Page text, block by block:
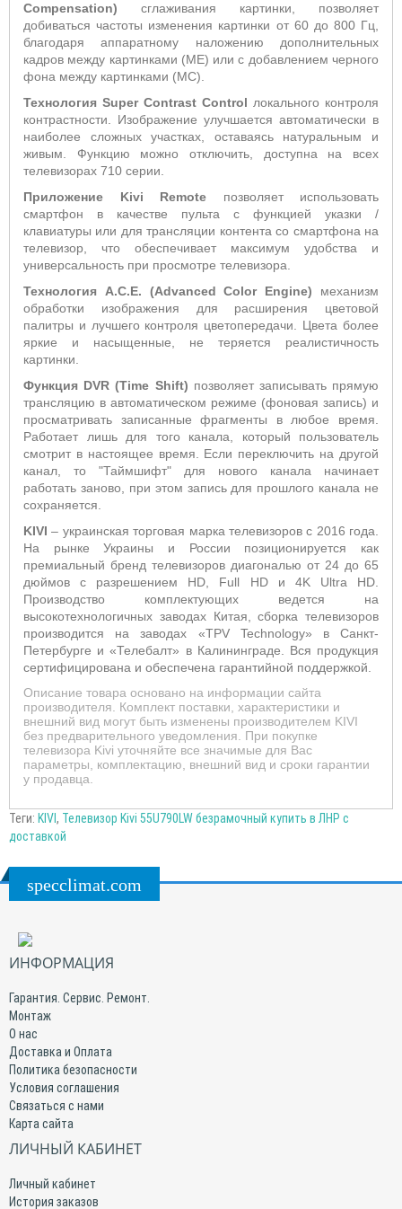
Compensation) сглаживания картинки, позволяет
добиваться частоты изменения картинки от 60 до 800 Гц,
благодаря аппаратному наложению дополнительных
кадров между картинками (МЕ) или с добавлением черного
фона между картинками (МС).
Технология Super Contrast Control локального контроля
контрастности. Изображение улучшается автоматически в
наиболее сложных участках, оставаясь натуральным и
живым. Функцию можно отключить, доступна на всех
телевизорах 710 серии.
Приложение Kivi Remote позволяет использовать
смартфон в качестве пульта с функцией указки /
клавиатуры или для трансляции контента со смартфона на
телевизор, что обеспечивает максимум удобства и
универсальность при просмотре телевизора.
Технология A.C.E. (Advanced Color Engine) механизм
обработки изображения для расширения цветовой
палитры и лучшего контроля цветопередачи. Цвета более
яркие и насыщенные, не теряется реалистичность
картинки.
Функция DVR (Time Shift) позволяет записывать прямую
трансляцию в автоматическом режиме (фоновая запись) и
просматривать записанные фрагменты в любое время.
Работает лишь для того канала, который пользователь
смотрит в настоящее время. Если переключить на другой
канал, то "Таймшифт" для нового канала начинает
работать заново, при этом запись для прошлого канала не
сохраняется.
KIVI – украинская торговая марка телевизоров с 2016 года.
На рынке Украины и России позиционируется как
премиальный бренд телевизоров диагональю от 24 до 65
дюймов с разрешением HD, Full HD и 4K Ultra HD.
Производство комплектующих ведется на
высокотехнологичных заводах Китая, сборка телевизоров
производится на заводах «TPV Technology» в Санкт-
Петербурге и «Телебалт» в Калининграде. Вся продукция
сертифицирована и обеспечена гарантийной поддержкой.
Описание товара основано на информации сайта
производителя. Комплект поставки, характеристики и
внешний вид могут быть изменены производителем KIVI
без предварительного уведомления. При покупке
телевизора Kivi уточняйте все значимые для Вас
параметры, комплектацию, внешний вид и сроки гарантии
у продавца.
Теги: KIVI, Телевизор Kivi 55U790LW безрамочный купить в ЛНР с
доставкой
specclimat.com
ИНФОРМАЦИЯ
Гарантия. Сервис. Ремонт.
Монтаж
О нас
Доставка и Оплата
Политика безопасности
Условия соглашения
Связаться с нами
Карта сайта
ЛИЧНЫЙ КАБИНЕТ
Личный кабинет
История заказов